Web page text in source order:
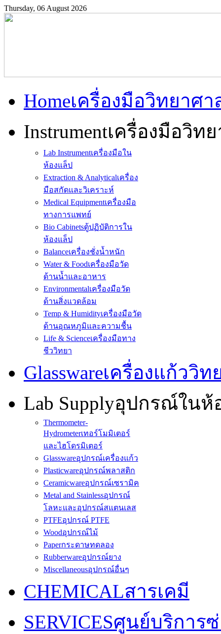
Thursday, 06 August 2026
Homeเครื่องมือวิทยาศา
Instrumentเครื่องมือวิท
Lab Instrumentเครื่องมือใน
ห้องแล็ป
Extraction & Analyticalเครื่อง
มือสกัดและวิเคราะห์
Medical Equipmentเครื่องมือ
ทางการแพทย์
Bio Cabinetsตู้ปฏิบัติการใน
ห้องแล็ป
Balanceเครื่องชั่งน้ำหนัก
Water & Foodเครื่องมือวัด
ด้านน้ำและอาหาร
Environmentalเครื่องมือวัด
ด้านสิ่งแวดล้อม
Temp & Humidityเครื่องมือวัด
ด้านอุณหภูมิและความชื้น
Life & Scienceเครื่องมือทาง
ชีววิทยา
Glasswareเครื่องแก้ววิท
Lab Supplyอุปกรณ์ในห้
Thermometer-
Hydrometerเทอร์โมมิเตอร์
และไฮโดรมิเตอร์
Glasswareอุปกรณ์เครื่องแก้ว
Plasticwareอุปกรณ์พลาสติก
Ceramicwareอุปกรณ์เซรามิค
Metal and Stainlessอุปกรณ์
โลหะและอุปกรณ์สแตนเลส
PTFEอุปกรณ์ PTFE
Woodอุปกรณ์ไม้
Paperกระดาษทดลอง
Rubberwareอุปกรณ์ยาง
Miscellaneousอุปกรณ์อื่นๆ
CHEMICALสารเคมี
SERVICESศูนย์บริการ